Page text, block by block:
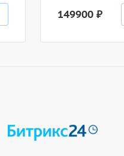
149900 ₽